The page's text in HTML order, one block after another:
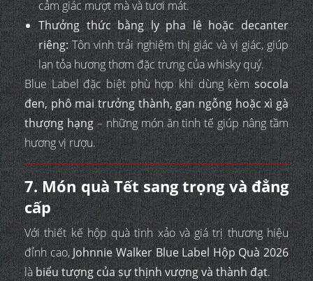
cảm giác mượt mà và tươi mát.
Thưởng thức bằng ly pha lê hoặc decanter
riêng:Tôn vinh trải nghiệm thị giác và vị giác, giúp
lan tỏa hương thơm đặc trưng của whisky quý.
Blue Label đặc biệt phù hợp khi dùng kèmsocola
đen, phô mai trưởng thành, gan ngỗng hoặc xì gà
thượng hạng– những món ăn tinh tế giúp nâng tầm
hương vị rượu.
7. Món quà Tết sang trọng và đẳng
cấp
Với thiết kế hộp quà tinh xảo và giá trị thương hiệu
đỉnh cao,Johnnie Walker Blue Label Hộp Quà 2026
làbiểu tượng của sự thịnh vượng và thành đạt.